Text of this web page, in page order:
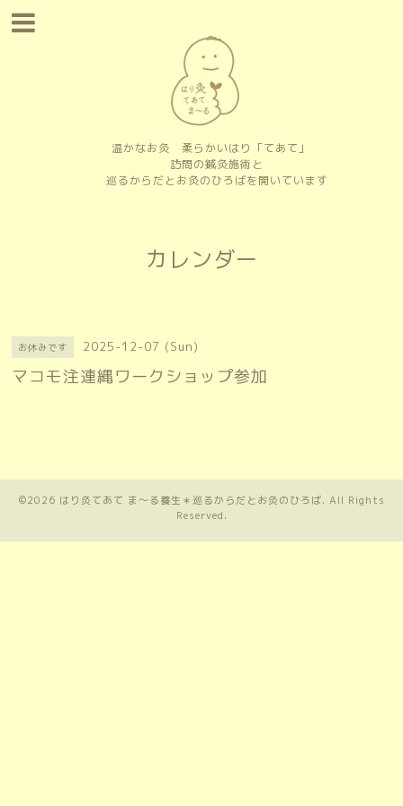
温かなお灸 柔らかいはり「てあて」
訪問の鍼灸施術と
巡るからだとお灸のひろばを開いています
カレンダー
お休みです 2025-12-07 (Sun)
マコモ注連縄ワークショップ参加
©2026 はり灸てあて ま〜る養生＊巡るからだとお灸のひろば. All Rights
Reserved.